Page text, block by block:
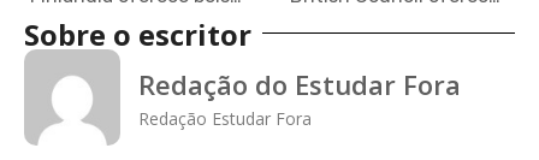
Sobre o escritor
Redação do Estudar Fora
Redação Estudar Fora